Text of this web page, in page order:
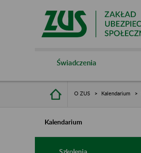
Świadczenia
O ZUS Kalendarium
Kalendarium
Szkolenia